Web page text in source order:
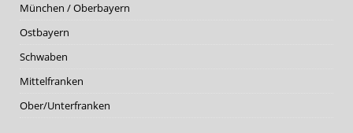
München / Oberbayern
Ostbayern
Schwaben
Mittelfranken
Ober/Unterfranken